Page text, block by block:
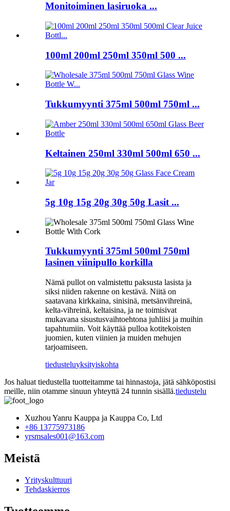
Monitoiminen lasiruoka ...
100ml 200ml 250ml 350ml 500 ...
Tukkumyynti 375ml 500ml 750ml ...
Keltainen 250ml 330ml 500ml 650 ...
5g 10g 15g 20g 30g 50g Lasit ...
Tukkumyynti 375ml 500ml 750ml
lasinen viinipullo korkilla
Nämä pullot on valmistettu paksusta lasista ja
siksi niiden rakenne on kestävä. Niitä on
saatavana kirkkaina, sinisinä, metsänvihreinä,
kelta-vihreinä, keltaisina, ja ne toimisivat
mukavana sisustusvaihtoehtona juhliisi ja muihin
tapahtumiin. Voit käyttää pulloa kotitekoisten
juomien, kuten viinien ja muiden mehujen
tarjoamiseen.
tiedusteluyksityiskohta
Jos haluat tiedustella tuotteitamme tai hinnastoja, jätä sähköpostisi
meille, niin otamme sinuun yhteyttä 24 tunnin sisällä.tiedustelu
Xuzhou Yanru Kauppa ja Kauppa Co, Ltd
+86 13775973186
yrsmsales001@163.com
Meistä
Yrityskulttuuri
Tehdaskierros